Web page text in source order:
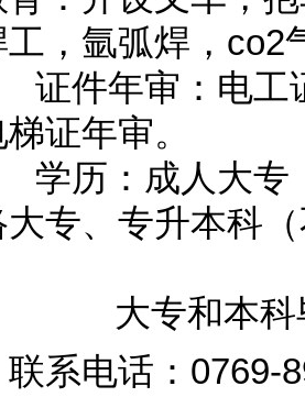
，氩弧焊，co2
：电工证，
证年审。
人大专，专
专、专升本科
科毕业证
联系电话 ： 0769-